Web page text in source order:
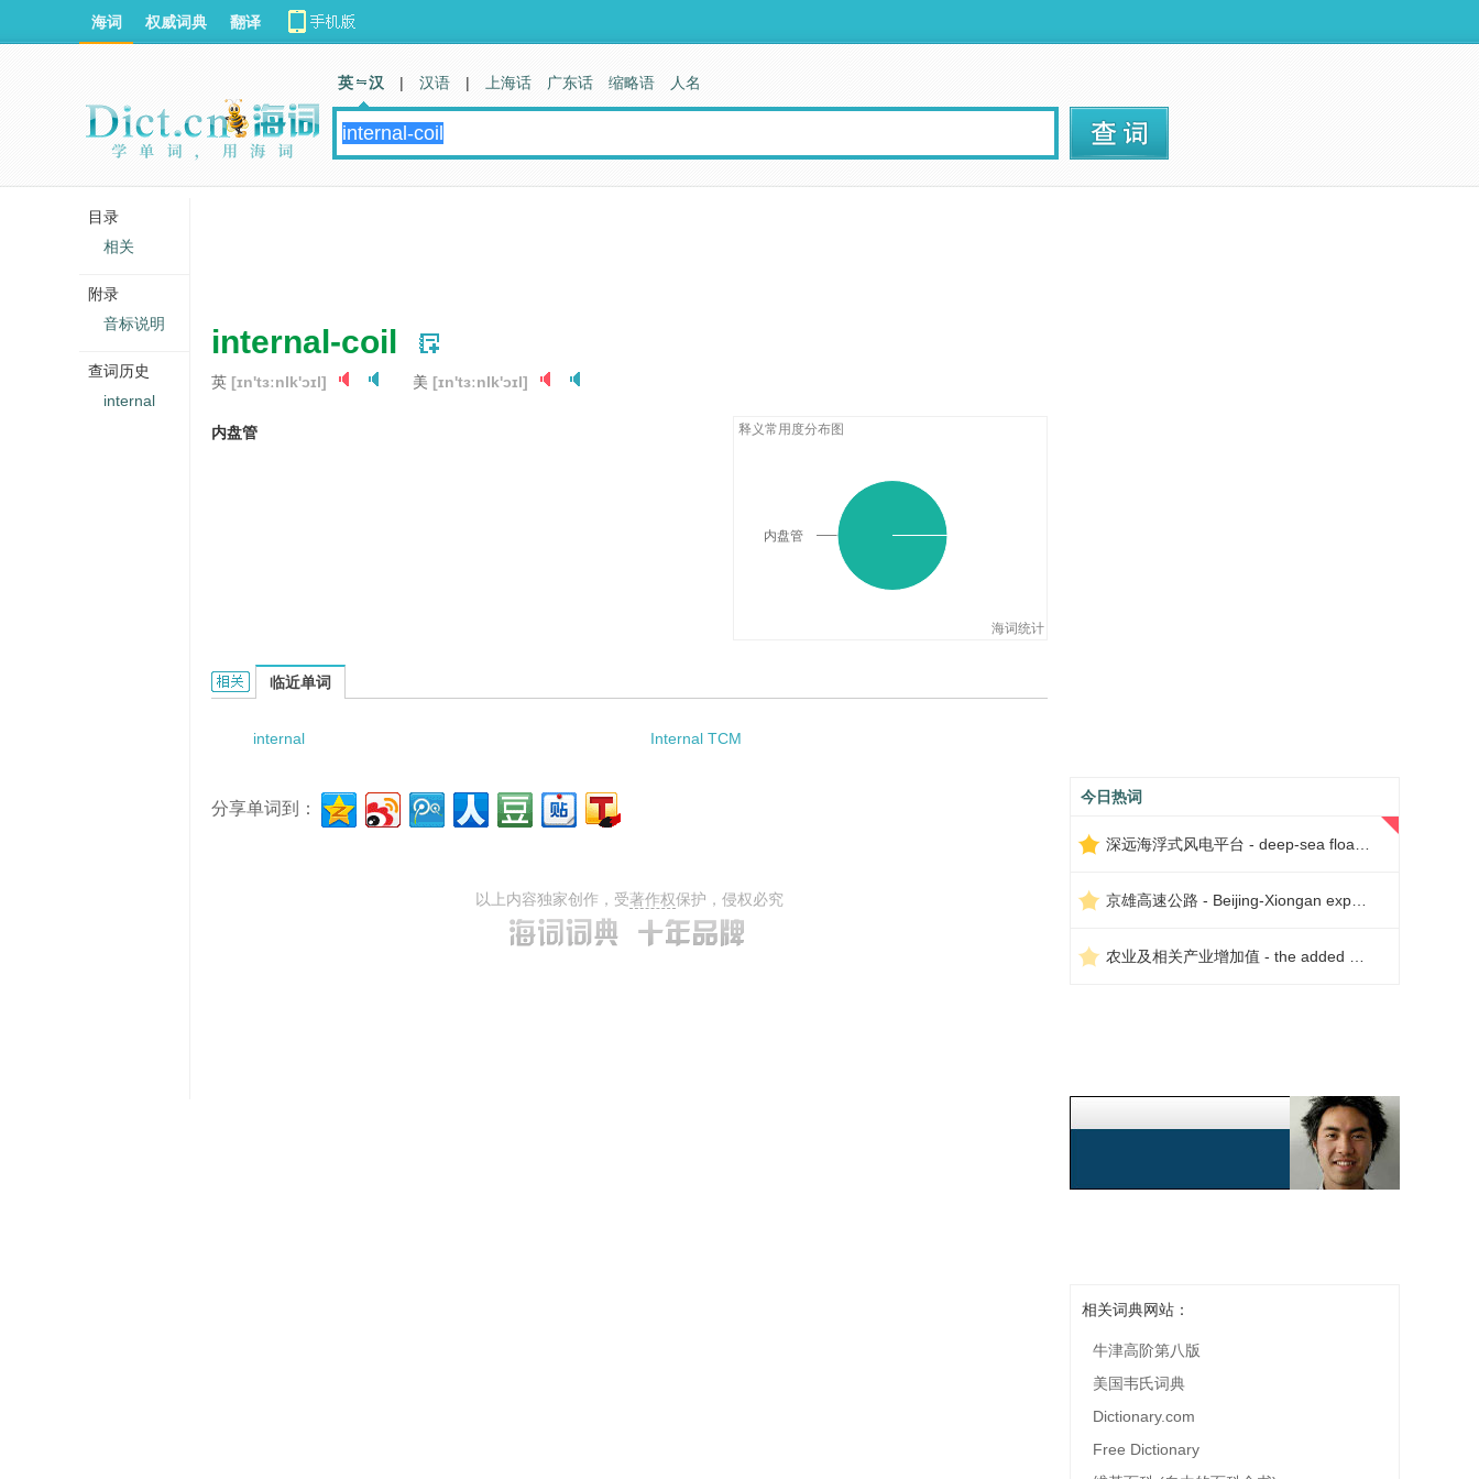
internal-coil
英 [ɪn'tɜːnlk'ɔɪl] 美 [ɪn'tɜːnlk'ɔɪl]
内盘管 释义常用度分布图
海词统计
内盘管
internal-coil的相关资料：
临近单词
internal Internal TCM
分享单词到：
以上内容独家创作，受著作权保护，侵权必究
今日热词
相关词典网站：
牛津高阶第八版
美国韦氏词典
Dictionary.com
Free Dictionary
海词 权威词典 翻译
英 汉 | 汉语 | 上海话 广东话 缩略语 人名
目录
相关
附录
音标说明
查词历史
internal